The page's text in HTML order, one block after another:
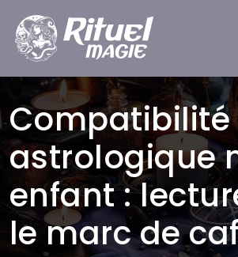
Compatibilité
astrologique
enfant :
le marc de